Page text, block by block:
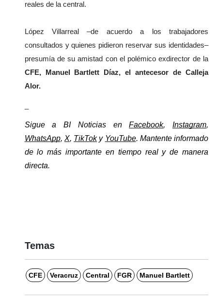
reales de la central.
López Villarreal –de acuerdo a los trabajadores
consultados y quienes pidieron reservar sus identidades–
presumía de su amistad con el polémico exdirector de la
CFE, Manuel Bartlett Díaz, el antecesor de Calleja
Alor.
Sigue a BI Noticias en Facebook, Instagram,
WhatsApp, X, TikTok y YouTube. Mantente informado
de lo más importante en tiempo real y de manera
directa.
Temas
CFE Veracruz Central FGR Manuel Bartlett